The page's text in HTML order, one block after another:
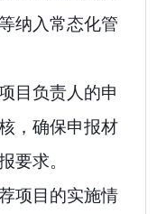
纳入常态化管
目负责人的申
，确保申报材
要求。
项目的实施情